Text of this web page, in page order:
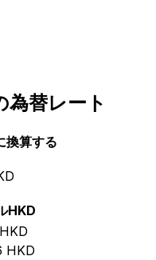
替レート
換算する
HKD
HKD
HKD